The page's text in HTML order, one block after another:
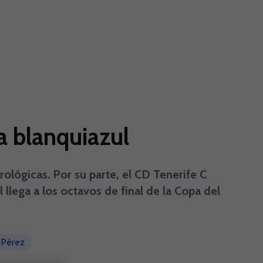
blanquiazul
Por su parte, el CD Tenerife C
a los octavos de final de la Copa del